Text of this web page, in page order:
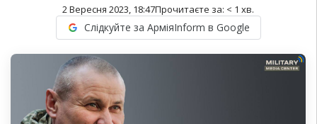
2 Вересня 2023, 18:47Прочитаєте за: < 1 хв.
Слідкуйте за АрміяInform в Google